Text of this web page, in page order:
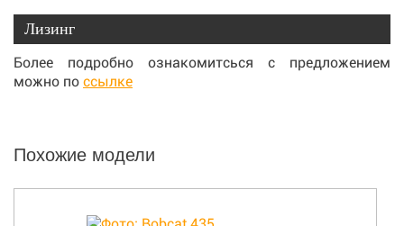
Лизинг
Более подробно ознакомитсься с предложением
можно по ссылке
Похожие модели